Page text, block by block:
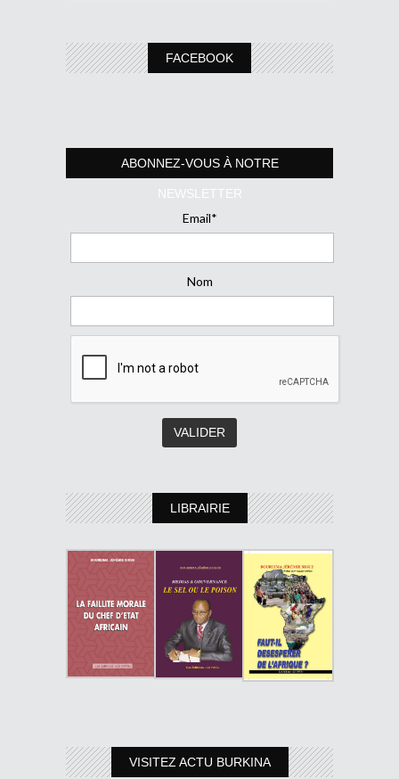
FACEBOOK
ABONNEZ-VOUS À NOTRE
NEWSLETTER
Email*
Nom
LIBRAIRIE
VISITEZ ACTU BURKINA